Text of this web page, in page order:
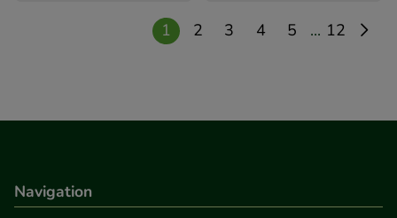
1 2 3 4 5 ... 12
Navigation